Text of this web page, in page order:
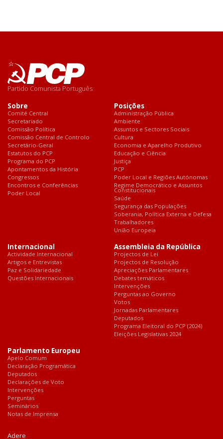
Partido Comunista Português
Sobre
Comité Central
Secretariado
Comissão Política
Comissão Central de Controlo
Secretário-Geral
Estatutos do PCP
Programa do PCP
Apontamentos da História
Congressos
Encontros e Conferências
Poder Local
Posições
Administração Pública
Ambiente
Assuntos e Sectores Sociais
Cultura
Economia e Aparelho Produtivo
Educação e Ciência
Justiça
PCP
Poder Local e Regiões Autónomas
Regime Democrático e Assuntos
Constitucionais
Saúde
Segurança das Populações
Soberania, Política Externa e Defesa
Trabalhadores
União Europeia
Internacional
Actividade Internacional
Artigos e Entrevistas
Paz e Solidariedade
Questões Internacionais
Assembleia da República
Projectos de Lei
Projectos de Resolução
Apreciações Parlamentares
Debates temáticos
Intervenções
Perguntas ao Governo
Votos
Jornadas Parlamentares
Deputados
Programa Eleitoral do PCP (2024)
Eleições Legislativas 2024
Parlamento Europeu
Apelo Comum
Declaração Programática
Deputados
Declarações de Voto
Intervenções
Perguntas
Seminários
Notas de Imprensa
Adere